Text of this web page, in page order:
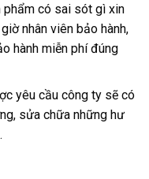
phẩm có sai sót gì xin
nhân viên bảo hành,
hành miễn phí đúng
yêu cầu công ty sẽ có
sửa chữa những hư